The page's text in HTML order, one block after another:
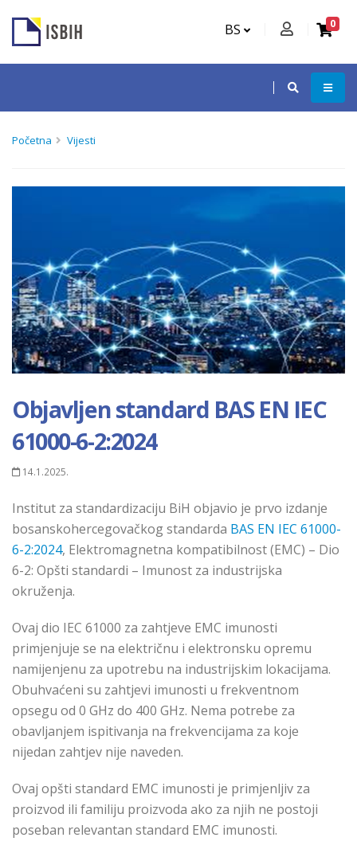
BS 0
Početna Vijesti
Objavljen standard BAS EN IEC
61000-6-2:2024
14.1.2025.
Institut za standardizaciju BiH objavio je prvo izdanje
bosanskohercegovačkog standarda BAS EN IEC 61000-
6-2:2024, Elektromagnetna kompatibilnost (EMC) – Dio
6-2: Opšti standardi – Imunost za industrijska
okruženja.
Ovaj dio IEC 61000 za zahtjeve EMC imunosti
primjenjuje se na električnu i elektronsku opremu
namijenjenu za upotrebu na industrijskim lokacijama.
Obuhvaćeni su zahtjevi imunosti u frekventnom
opsegu od 0 GHz do 400 GHz. Nema potrebe za
obavljanjem ispitivanja na frekvencijama za koje
nijedan zahtjev nije naveden.
Ovaj opšti standard EMC imunosti je primjenljiv za
proizvod ili familiju proizvoda ako za njih ne postoji
poseban relevantan standard EMC imunosti.